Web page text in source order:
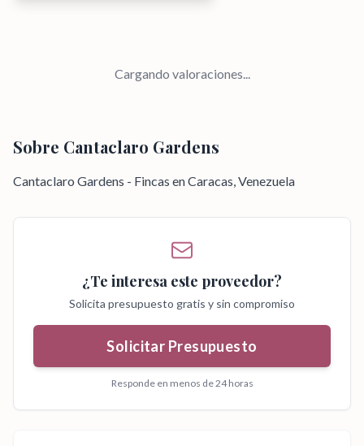
Cargando valoraciones...
Sobre Cantaclaro Gardens
Cantaclaro Gardens - Fincas en Caracas, Venezuela
¿Te interesa este proveedor?
Solicita presupuesto gratis y sin compromiso
Solicitar Presupuesto
Responde en menos de 24 horas